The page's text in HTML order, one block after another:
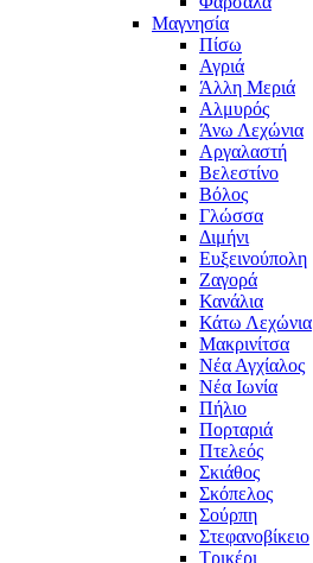
Μαγνησία
Πίσω
Αγριά
Άλλη Μεριά
Αλμυρός
Άνω Λεχώνια
Αργαλαστή
Βελεστίνο
Βόλος
Γλώσσα
Διμήνι
Ευξεινούπολη
Ζαγορά
Κανάλια
Κάτω Λεχώνια
Μακρινίτσα
Νέα Αγχίαλος
Νέα Ιωνία
Πήλιο
Πορταριά
Πτελεός
Σκιάθος
Σκόπελος
Σούρπη
Στεφανοβίκειο
Τρικέρι